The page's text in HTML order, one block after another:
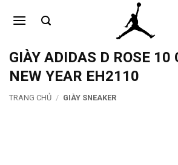
qua
dungGIÀY ADIDAS D ROSE 10
NEW YEAR EH2110
TRANG CHỦ / GIÀY SNEAKER